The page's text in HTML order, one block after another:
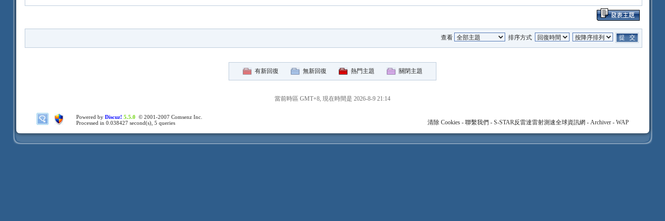
查看 排序方式
有新回復 無新回復 熱門主題 關閉主題
當前時區 GMT+8, 現在時間是 2026-8-9 21:14
Powered by Discuz! 5.5.0 © 2001-2007 Comsenz Inc.
Processed in 0.038427 second(s), 5 queries
清除 Cookies- 聯繫我們 - S-STAR反雷達雷射測速全球資訊網 - Archiver- WAP